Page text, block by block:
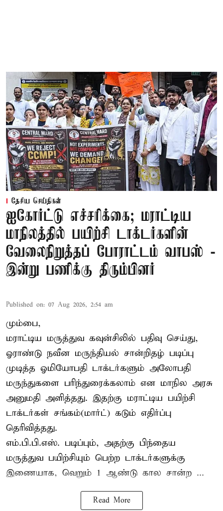
தேசிய செய்திகள்
ஐகோர்ட்டு எச்சரிக்கை; மராட்டிய
மாநிலத்தில் பயிற்சி டாக்டர்களின்
வேலைநிறுத்தப் போராட்டம் வாபஸ் -
இன்று பணிக்கு திரும்பினர்
Published on: 07 Aug 2026, 2:54 am
மும்பை,
மராட்டிய மருத்துவ கவுன்சிலில் பதிவு செய்து,
ஓராண்டு நவீன மருந்தியல் சான்றிதழ் படிப்பு
முடித்த ஓமியோபதி டாக்டர்களும் அலோபதி
மருந்துகளை பரிந்துரைக்கலாம் என மாநில அரசு
அனுமதி அளித்தது. இதற்கு மராட்டிய பயிற்சி
டாக்டர்கள் சங்கம்(மார்ட்) கடும் எதிர்ப்பு
தெரிவித்தது.
எம்.பி.பி.எஸ். படிப்பும், அதற்கு பிந்தைய
மருத்துவ பயிற்சியும் பெற்ற டாக்டர்களுக்கு
இணையாக, வெறும் 1 ஆண்டு கால சான்ற ...
Read More